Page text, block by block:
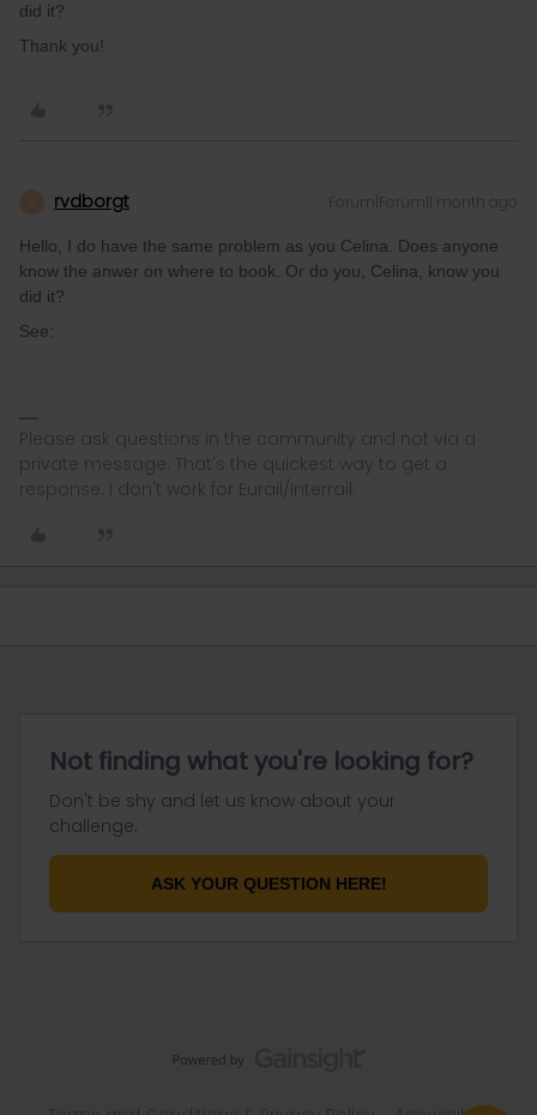
did it?
Thank you!
rvdborgt Forum|Forum|1 month ago
Hello, I do have the same problem as you Celina. Does anyone
know the anwer on where to book. Or do you, Celina, know you
did it?
See:
Please ask questions in the community and not via a
private message. That's the quickest way to get a
response. I don't work for Eurail/Interrail.
Not finding what you're looking for?
Don't be shy and let us know about your
challenge.
ASK YOUR QUESTION HERE!